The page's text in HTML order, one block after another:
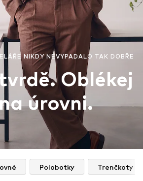
NIKDY NEVYPADALO TAK DOBŘE
Oblékej
úrovni.
Polobotky Trenčkoty